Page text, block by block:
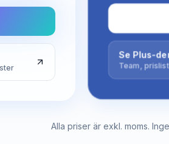
Se Plus-
Team,
Alla priser är exkl. moms.